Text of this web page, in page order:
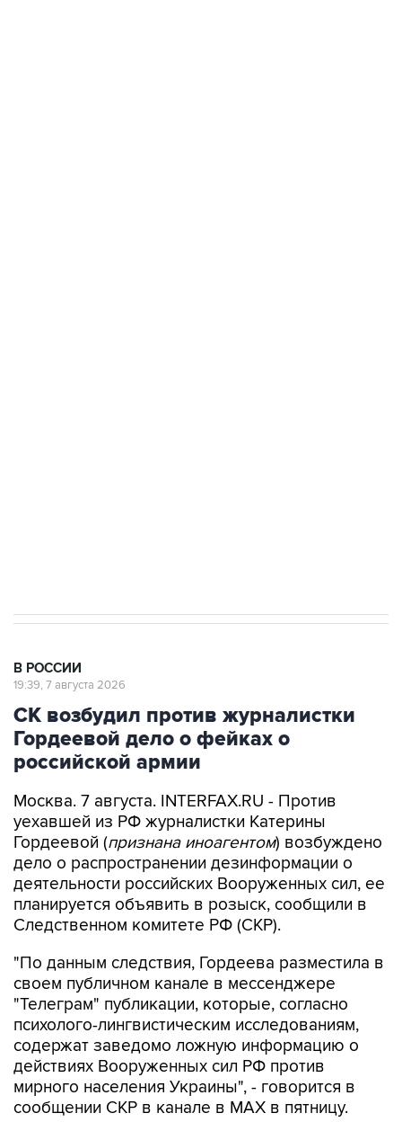
В РОССИИ
19:39, 7 августа 2026
СК возбудил против журналистки
Гордеевой дело о фейках о
российской армии
Москва. 7 августа. INTERFAX.RU - Против
уехавшей из РФ журналистки Катерины
Гордеевой (признана иноагентом) возбуждено
дело о распространении дезинформации о
деятельности российских Вооруженных сил, ее
планируется объявить в розыск, сообщили в
Следственном комитете РФ (СКР).
"По данным следствия, Гордеева разместила в
своем публичном канале в мессенджере
"Телеграм" публикации, которые, согласно
психолого-лингвистическим исследованиям,
содержат заведомо ложную информацию о
действиях Вооруженных сил РФ против
мирного населения Украины", - говорится в
сообщении СКР в канале в MAX в пятницу.